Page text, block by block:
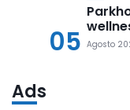
05 Agosto
Ads